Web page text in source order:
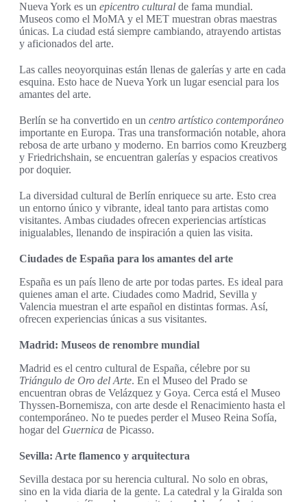
Nueva York es un epicentro cultural de fama mundial.
Museos como el MoMA y el MET muestran obras maestras
únicas. La ciudad está siempre cambiando, atrayendo artistas
y aficionados del arte.
Las calles neoyorquinas están llenas de galerías y arte en cada
esquina. Esto hace de Nueva York un lugar esencial para los
amantes del arte.
Berlín se ha convertido en un centro artístico contemporáneo
importante en Europa. Tras una transformación notable, ahora
rebosa de arte urbano y moderno. En barrios como Kreuzberg
y Friedrichshain, se encuentran galerías y espacios creativos
por doquier.
La diversidad cultural de Berlín enriquece su arte. Esto crea
un entorno único y vibrante, ideal tanto para artistas como
visitantes. Ambas ciudades ofrecen experiencias artísticas
inigualables, llenando de inspiración a quien las visita.
Ciudades de España para los amantes del arte
España es un país lleno de arte por todas partes. Es ideal para
quienes aman el arte. Ciudades como Madrid, Sevilla y
Valencia muestran el arte español en distintas formas. Así,
ofrecen experiencias únicas a sus visitantes.
Madrid: Museos de renombre mundial
Madrid es el centro cultural de España, célebre por su
Triángulo de Oro del Arte. En el Museo del Prado se
encuentran obras de Velázquez y Goya. Cerca está el Museo
Thyssen-Bornemisza, con arte desde el Renacimiento hasta el
contemporáneo. No te puedes perder el Museo Reina Sofía,
hogar del Guernica de Picasso.
Sevilla: Arte flamenco y arquitectura
Sevilla destaca por su herencia cultural. No solo en obras,
sino en la vida diaria de la gente. La catedral y la Giralda son